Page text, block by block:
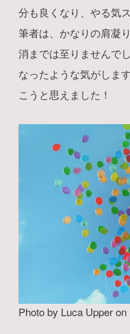
分も良くなり、やる気
筆者は、かなりの肩凝
消までは至りませんで
なったような気がしま
こうと思えました！
Photo by Luca Upperon